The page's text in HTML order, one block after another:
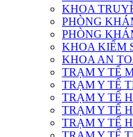
KHOA
PHÒNG
PHÒNG
KHOA KIỂM
KHOA AN
TRẠM Y TẾ
TRẠM Y TẾ
TRẠM Y TẾ
TRẠM Y TẾ
TRẠM Y TẾ